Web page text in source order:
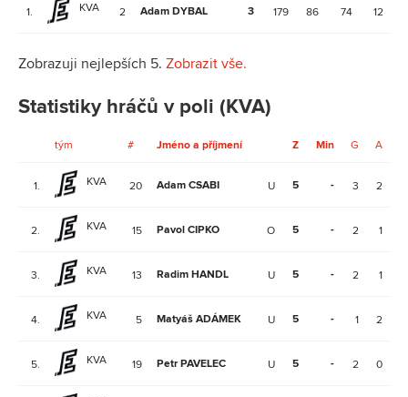
1. KVA 2 Adam DYBAL 3 179 86 74 12
Zobrazuji nejlepších 5. Zobrazit vše.
Statistiky hráčů v poli (KVA)
tým # Jméno a příjmení Z Min G A
1. KVA 20 Adam CSABI U 5 - 3 2
2. KVA 15 Pavol CIPKO O 5 - 2 1
3. KVA 13 Radim HANDL U 5 - 2 1
4. KVA 5 Matyáš ADÁMEK U 5 - 1 2
5. KVA 19 Petr PAVELEC U 5 - 2 0